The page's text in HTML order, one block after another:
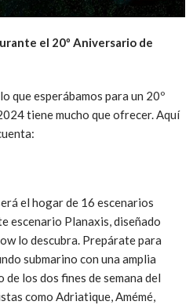
el 20º Aniversario de
que esperábamos para un 20º
tiene mucho que ofrecer. Aquí
el hogar de 16 escenarios
escenario Planaxis, diseñado
lo descubra. Prepárate para
submarino con una amplia
los dos fines de semana del
como Adriatique, Amémé,